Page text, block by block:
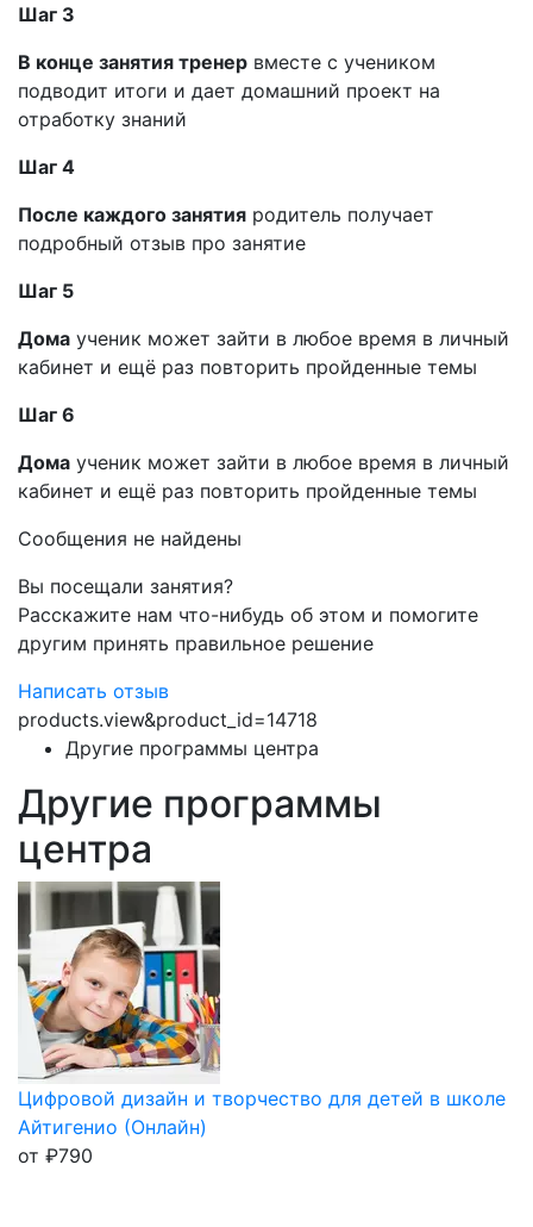
Шаг 3
В конце занятия тренер вместе с учеником
подводит итоги и дает домашний проект на
отработку знаний
Шаг 4
После каждого занятия родитель получает
подробный отзыв про занятие
Шаг 5
Дома ученик может зайти в любое время в личный
кабинет и ещё раз повторить пройденные темы
Шаг 6
Дома ученик может зайти в любое время в личный
кабинет и ещё раз повторить пройденные темы
Сообщения не найдены
Вы посещали занятия?
Расскажите нам что-нибудь об этом и помогите
другим принять правильное решение
Написать отзыв
products.view&product_id=14718
Другие программы центра
Другие программы
центра
Цифровой дизайн и творчество для детей в школе
Айтигенио (Онлайн)
от ₽790